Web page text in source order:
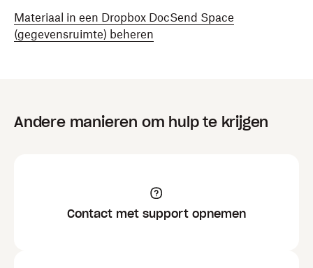
Materiaal in een Dropbox DocSend Space
(gegevensruimte) beheren
Andere manieren om hulp te krijgen
Contact met support opnemen